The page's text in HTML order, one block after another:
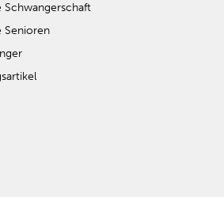
Schwangerschaft
Senioren